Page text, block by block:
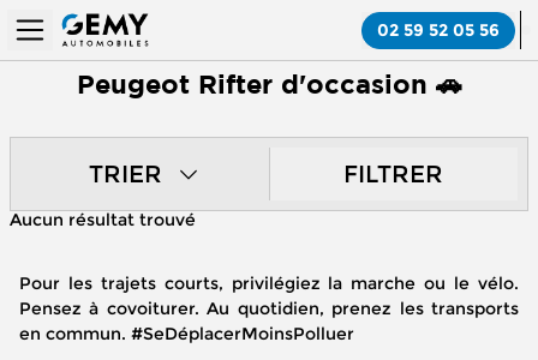
02 59 52 05 56
Peugeot Rifter d'occasion 🚗
TRIER FILTRER
Aucun résultat trouvé
Pour les trajets courts, privilégiez la marche ou le vélo.
Pensez à covoiturer. Au quotidien, prenez les transports
en commun. #SeDéplacerMoinsPolluer